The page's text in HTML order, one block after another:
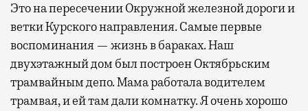
Современный путешественник часто берет
с собой не только чемодан, но и ноутбук.
А ожидание рейса все чаще превращается
не в потерянное время, а в возможность
спокойно закончить дела или спланировать
Это на пересечении Окружной железной дороги и
ветки Курского направления. Самые первые
воспоминания — жизнь в бараках. Наш
двухэтажный дом был построен Октябрьским
трамвайным депо. Мама работала водителем
трамвая, и ей там дали комнатку. Я очень хорошо